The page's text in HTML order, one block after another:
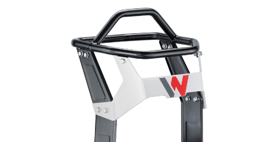
AKSESSUAARID
KASUTATUD TEHNIKA
KARJÄÄR